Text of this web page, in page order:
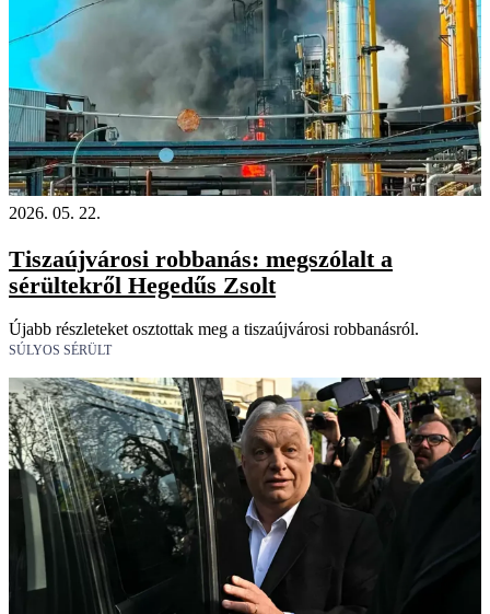
2026. 05. 22.
Tiszaújvárosi robbanás: megszólalt a
sérültekről Hegedűs Zsolt
Újabb részleteket osztottak meg a tiszaújvárosi robbanásról.
SÚLYOS SÉRÜLT